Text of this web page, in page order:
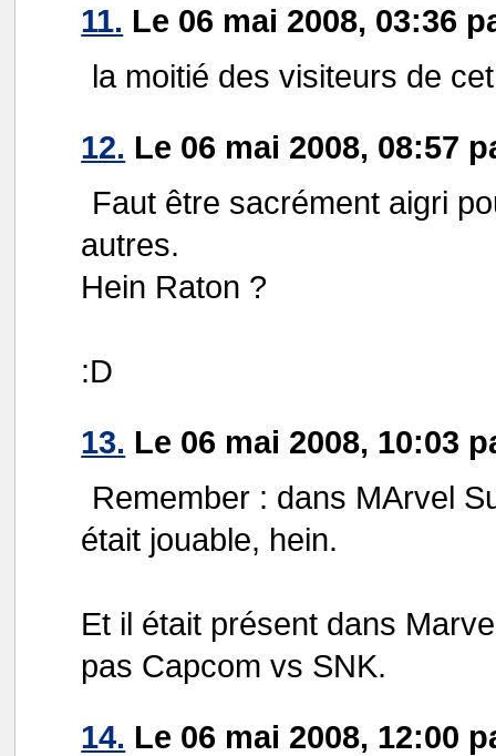
11. Le 06 mai 2008, 03:36
la moitié des visiteurs de
12. Le 06 mai 2008, 08:57
Faut être sacrément aigri
autres.
Hein Raton ?
:D
13. Le 06 mai 2008, 10:03
Remember : dans MArvel
était jouable, hein.
Et il était présent dans
pas Capcom vs SNK.
14. Le 06 mai 2008, 12:00